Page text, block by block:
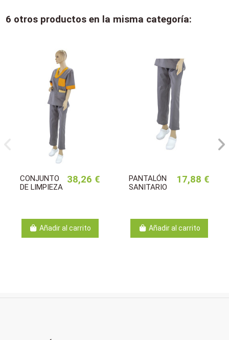
6 otros productos en la misma categoría:
CONJUNTO
DE LIMPIEZA
38,26 €
Añadir al carrito
PANTALÓN
SANITARIO
17,88 €
Añadir al carrito